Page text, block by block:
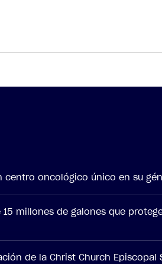
centro oncológico único en su
millones de galones que
de la Christ Church Episcopal